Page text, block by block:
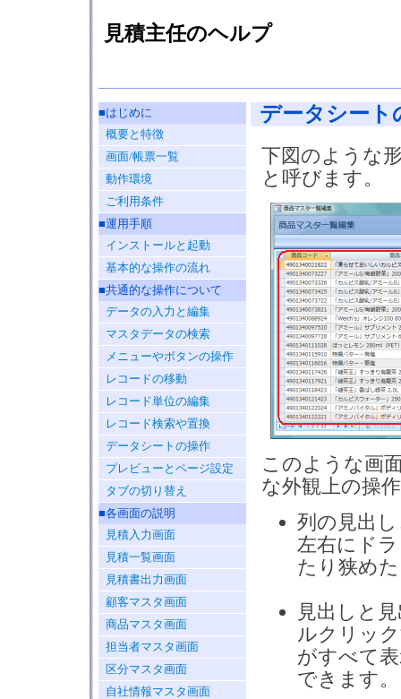
見積主任のヘルプ
データシート
下図のような
と呼びます。
このような画
な外観上の操
列の見出
左右にド
たり狭め
見出しと
ルクリッ
がすべて
できます。
■はじめに
概要と特徴
画面/帳票一覧
動作環境
ご利用条件
■運用手順
インストールと起動
基本的な操作の流れ
■共通的な操作について
データの入力と編集
マスタデータの検索
メニューやボタンの操作
レコードの移動
レコード単位の編集
レコード検索や置換
データシートの操作
プレビューとページ設定
タブの切り替え
■各画面の説明
見積入力画面
見積一覧画面
見積書出力画面
顧客マスタ画面
商品マスタ画面
担当者マスタ画面
区分マスタ画面
自社情報マスタ画面